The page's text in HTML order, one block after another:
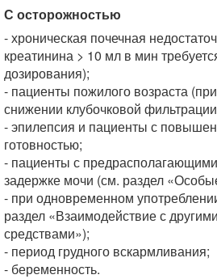
С осторожностью
- хроническая почечная
креатинина > 10 мл в мин
дозирования);
- пациенты пожилого возраста
снижении клубочковой
- эпилепсия и пациенты с
готовностью;
- пациенты с
задержке мочи (см. раздел
- при одновременном
раздел «Взаимодействие с
средствами»);
- период грудного вскармливания;
- беременность.